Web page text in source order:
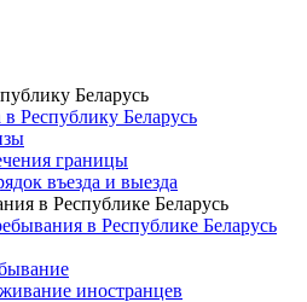
Беларусь
Республику Беларусь
границы
въезда и выезда
в Республике Беларусь
в Республике Беларусь
иностранцев